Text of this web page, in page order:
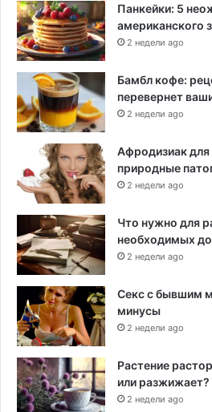
Панкейки: 5
американского
2 недели ago
Бамбл кофе:
перевернет
2 недели ago
Афродизиак
природные
2 недели ago
Что нужно для
необходимых
2 недели ago
Секс с бывшим
минусы
2 недели ago
Растение
или разжижает?
2 недели ago